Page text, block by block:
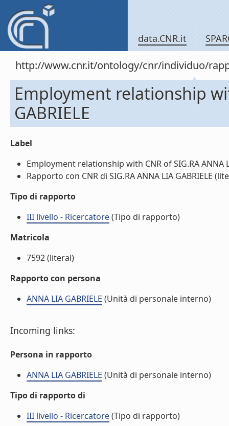
data.CNR.it
http://www.cnr.it/ontology/cnr/individuo/
Employment relationship
GABRIELE
Label
Employment relationship with CNR of SIG.RA ANNA
Rapporto con CNR di SIG.RA ANNA LIA GABRIELE
Tipo di rapporto
III livello - Ricercatore(Tipo di rapporto)
Matricola
7592 (literal)
Rapporto con persona
ANNA LIA GABRIELE (Unità di personale interno)
Incoming links:
Persona in rapporto
ANNA LIA GABRIELE (Unità di personale interno)
Tipo di rapporto di
III livello - Ricercatore(Tipo di rapporto)